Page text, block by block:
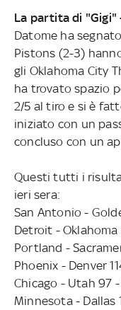
La partita di "Gigi"
Datome ha
Pistons (2-3)
gli Oklahoma City
ha trovato spazio
2/5 al tiro e si è
iniziato con un
concluso con un
Questi tutti i
ieri sera:
San Antonio -
Detroit - Oklahoma
Portland -
Phoenix - Denver
Chicago - Utah 97 -
Minnesota - Dallas